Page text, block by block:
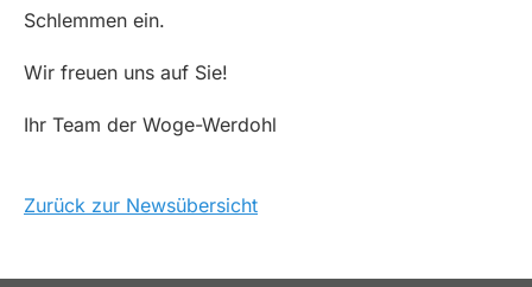
Schlemmen ein.
Wir freuen uns auf Sie!
Ihr Team der Woge-Werdohl
Zurück zur Newsübersicht